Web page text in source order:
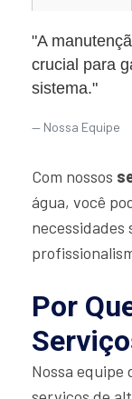
"A
crucial para
sistema."
Nossa Equipe
Com nossos
água, você
necessidades
Por
Nossa equipe